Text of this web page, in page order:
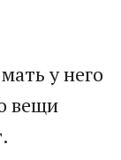
у него
вещи